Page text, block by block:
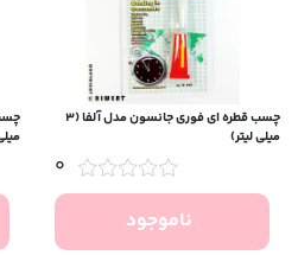
چسب قطره ای فوری جانسون مدل آلفا (۳
میلی لیتر)
0
ناموجود